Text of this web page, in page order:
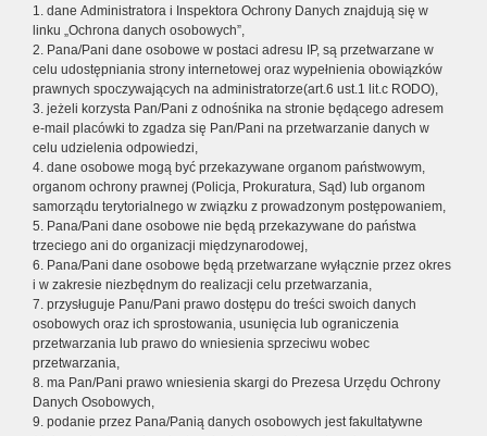
1. dane Administratora i Inspektora Ochrony Danych znajdują się w
linku „Ochrona danych osobowych”,
2. Pana/Pani dane osobowe w postaci adresu IP, są przetwarzane w
celu udostępniania strony internetowej oraz wypełnienia obowiązków
prawnych spoczywających na administratorze(art.6 ust.1 lit.c RODO),
3. jeżeli korzysta Pan/Pani z odnośnika na stronie będącego adresem
e-mail placówki to zgadza się Pan/Pani na przetwarzanie danych w
celu udzielenia odpowiedzi,
4. dane osobowe mogą być przekazywane organom państwowym,
organom ochrony prawnej (Policja, Prokuratura, Sąd) lub organom
samorządu terytorialnego w związku z prowadzonym postępowaniem,
5. Pana/Pani dane osobowe nie będą przekazywane do państwa
trzeciego ani do organizacji międzynarodowej,
6. Pana/Pani dane osobowe będą przetwarzane wyłącznie przez okres
i w zakresie niezbędnym do realizacji celu przetwarzania,
7. przysługuje Panu/Pani prawo dostępu do treści swoich danych
osobowych oraz ich sprostowania, usunięcia lub ograniczenia
przetwarzania lub prawo do wniesienia sprzeciwu wobec
przetwarzania,
8. ma Pan/Pani prawo wniesienia skargi do Prezesa Urzędu Ochrony
Danych Osobowych,
9. podanie przez Pana/Panią danych osobowych jest fakultatywne